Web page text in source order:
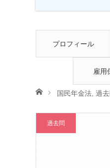
プロフィール
雇用
ホーム国民年金法 過
過去問